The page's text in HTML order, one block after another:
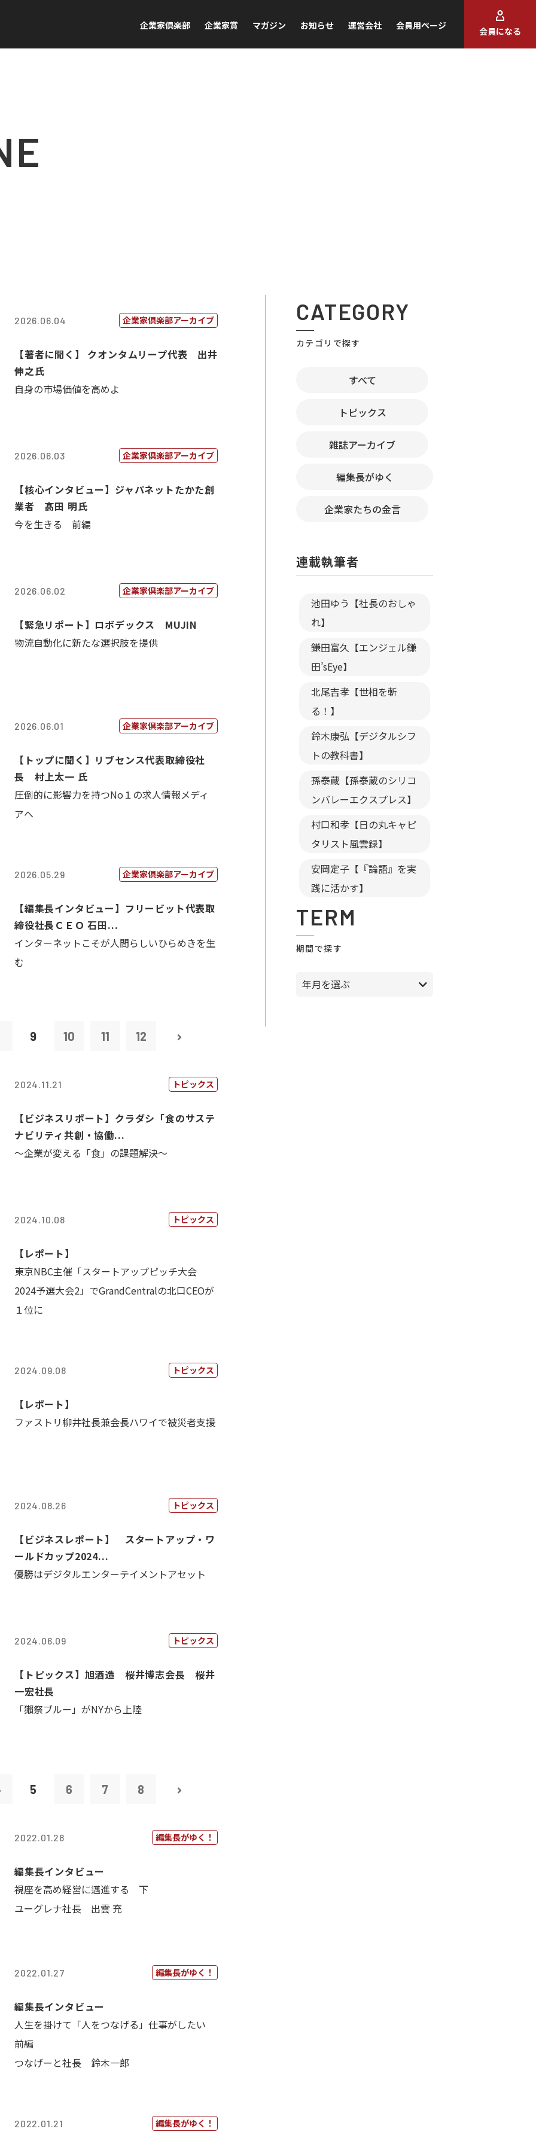
企業家倶楽部 企業家賞 マガジン お知らせ 運営会社 会員用ページ
会員になる
2026.06.04 企業家倶楽部アーカイブ
【著者に聞く】 クオンタムリープ代表 出井
伸之氏
自身の市場価値を高めよ
2026.06.03 企業家倶楽部アーカイブ
【核心インタビュー】ジャパネットたかた創
業者 髙田 明氏
今を生きる 前編
2026.06.02 企業家倶楽部アーカイブ
【緊急リポート】ロボデックス MUJIN
物流自動化に新たな選択肢を提供
2026.06.01 企業家倶楽部アーカイブ
【トップに聞く】リブセンス代表取締役社
長 村上太一 氏
圧倒的に影響力を持つNo１の求人情報メディ
アへ
2026.05.29 企業家倶楽部アーカイブ
【編集長インタビュー】フリービット代表取
締役社長ＣＥＯ 石田...
インターネットこそが人間らしいひらめきを生
む
9 10 11 12
2024.11.21 トピックス
【ビジネスリポート】クラダシ「食のサステ
ナビリティ共創・協働...
～企業が変える「食」の課題解決～
2024.10.08 トピックス
【レポート】
東京NBC主催「スタートアップピッチ大会
2024予選大会2」でGrandCentralの北口CEOが
１位に
2024.09.08 トピックス
【レポート】
ファストリ柳井社長兼会長ハワイで被災者支援
2024.08.26 トピックス
【ビジネスレポート】 スタートアップ・ワ
ールドカップ2024...
優勝はデジタルエンターテイメントアセット
2024.06.09 トピックス
【トピックス】旭酒造 桜井博志会長 桜井
一宏社長
「獺祭ブルー」がNYから上陸
5 6 7 8
2022.01.28 編集長がゆく！
編集長インタビュー
視座を高め経営に邁進する 下
ユーグレナ社長 出雲 充
2022.01.27 編集長がゆく！
編集長インタビュー
人生を掛けて「人をつなげる」仕事がしたい
前編
つなげーと社長 鈴木一郎
2022.01.21 編集長がゆく！
CATEGORY
カテゴリで探す
すべて
トピックス
雑誌アーカイブ
編集長がゆく
企業家たちの金言
連載執筆者
池田ゆう【社長のおしゃ
れ】
鎌田富久【エンジェル鎌
田’sEye】
北尾吉孝【世相を斬
る！】
鈴木康弘【デジタルシフ
トの教科書】
孫泰蔵【孫泰蔵のシリコ
ンバレーエクスプレス】
村口和孝【日の丸キャピ
タリスト風雲録】
安岡定子【『論語』を実
践に活かす】
TERM
期間で探す
年月を選ぶ